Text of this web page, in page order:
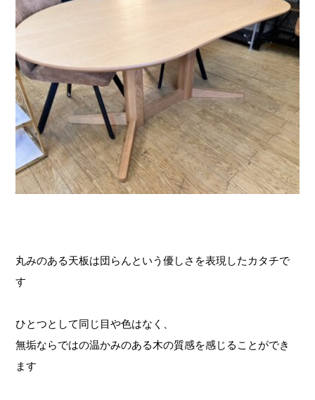
丸みのある天板は団らんという優しさを表現したカタチで
す
ひとつとして同じ目や色はなく、
無垢ならではの温かみのある木の質感を感じることができ
ます